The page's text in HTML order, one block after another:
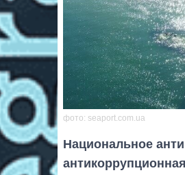
фото: seaport.com.ua
Национальное